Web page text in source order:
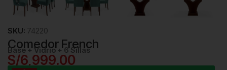
Comedor French
SKU: 74220
Base + Vidrio + 6 Sillas
S/6,999.00